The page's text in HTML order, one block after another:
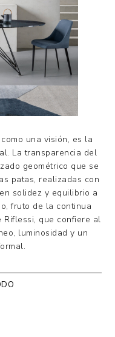
una visión, es la
La transparencia del
geométrico que se
patas, realizadas con
solidez y equilibrio a
fruto de la continua
que confiere al
luminosidad y un
finas y casi
pintada en los